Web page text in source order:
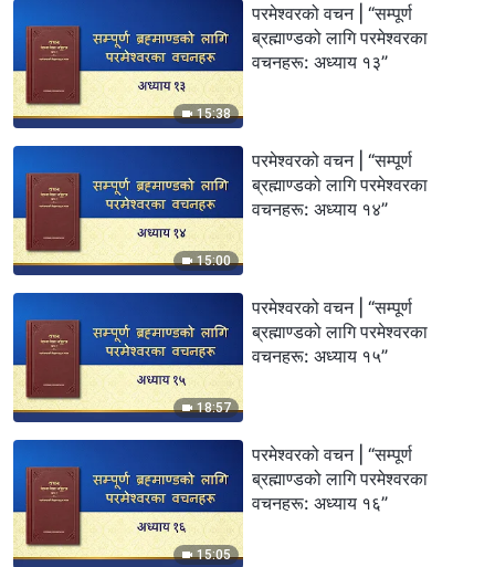
15:38
परमेश्‍वरको वचन | “सम्पूर्ण
ब्रह्माण्डको लागि परमेश्‍वरका
वचनहरू: अध्याय १३”
15:00
परमेश्‍वरको वचन | “सम्पूर्ण
ब्रह्माण्डको लागि परमेश्‍वरका
वचनहरू: अध्याय १४”
18:57
परमेश्‍वरको वचन | “सम्पूर्ण
ब्रह्माण्डको लागि परमेश्‍वरका
वचनहरू: अध्याय १५”
15:05
परमेश्‍वरको वचन | “सम्पूर्ण
ब्रह्माण्डको लागि परमेश्‍वरका
वचनहरू: अध्याय १६”